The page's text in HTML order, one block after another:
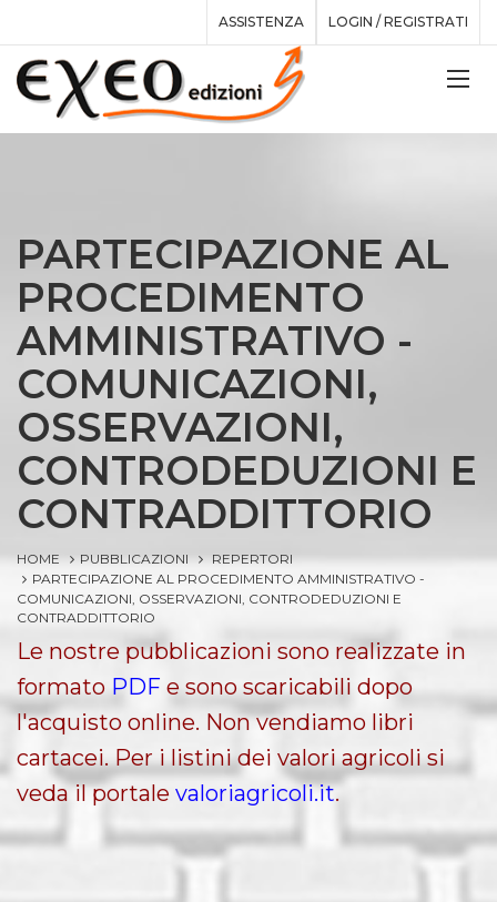
ASSISTENZA LOGIN / REGISTRATI
PARTECIPAZIONE AL
PROCEDIMENTO
AMMINISTRATIVO -
COMUNICAZIONI,
OSSERVAZIONI,
CONTRODEDUZIONI E
CONTRADDITTORIO
HOME PUBBLICAZIONI
REPERTORI
PARTECIPAZIONE AL PROCEDIMENTO AMMINISTRATIVO -
COMUNICAZIONI, OSSERVAZIONI, CONTRODEDUZIONI E
CONTRADDITTORIO
Le nostre pubblicazioni sono realizzate in
formato PDF e sono scaricabili dopo
l'acquisto online. Non vendiamo libri
cartacei. Per i listini dei valori agricoli si
veda il portale valoriagricoli.it.